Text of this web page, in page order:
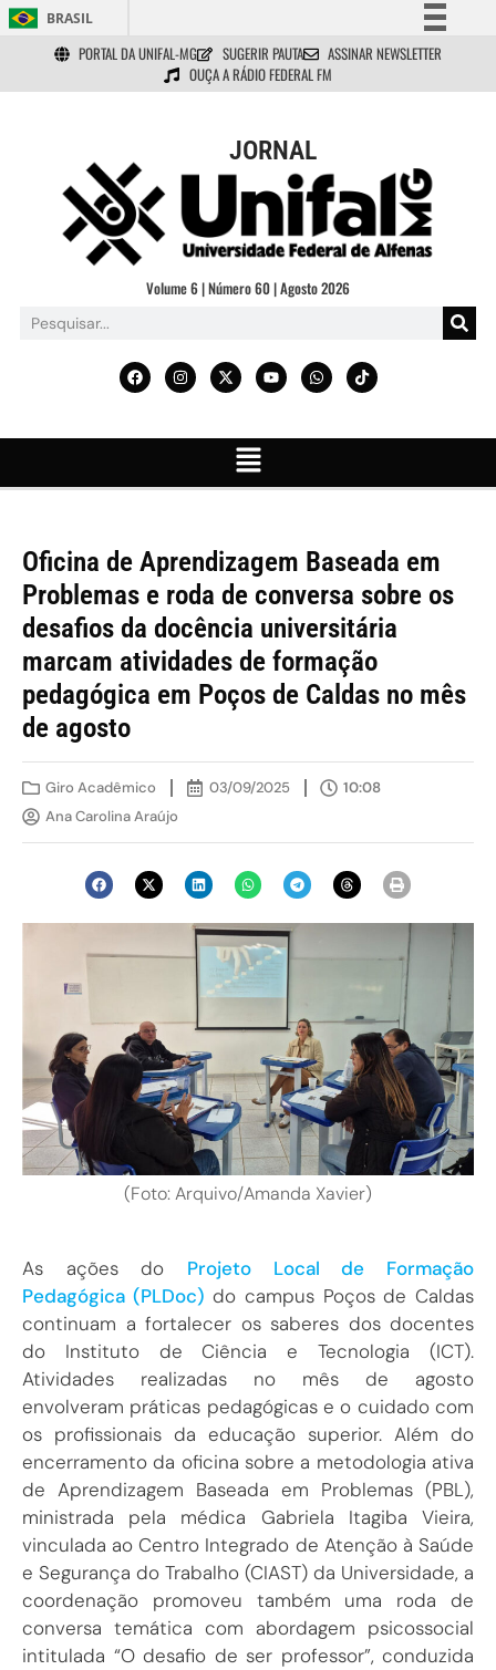
BRASIL
Simplifique!
Comunica BR
Acesso à informação
Legislação
Canais
PORTAL DA UNIFAL-MG SUGERIR PAUTA
ASSINAR NEWSLETTER
OUÇA A RÁDIO FEDERAL FM
JORNAL
Volume 6 | Número 60 | Agosto 2026
Oficina de Aprendizagem Baseada em
Problemas e roda de conversa sobre os
desafios da docência universitária
marcam atividades de formação
pedagógica em Poços de Caldas no mês
de agosto
Giro Acadêmico 03/09/2025
10:08
Ana Carolina Araújo
(Foto: Arquivo/Amanda Xavier)
As ações do Projeto Local de Formação
Pedagógica (PLDoc) do campus Poços de Caldas
continuam a fortalecer os saberes dos docentes
do Instituto de Ciência e Tecnologia (ICT).
Atividades realizadas no mês de agosto
envolveram práticas pedagógicas e o cuidado com
os profissionais da educação superior. Além do
encerramento da oficina sobre a metodologia ativa
de Aprendizagem Baseada em Problemas (PBL),
ministrada pela médica Gabriela Itagiba Vieira,
vinculada ao Centro Integrado de Atenção à Saúde
e Segurança do Trabalho (CIAST) da Universidade, a
coordenação promoveu também uma roda de
conversa temática com abordagem psicossocial
intitulada “O desafio de ser professor”, conduzida